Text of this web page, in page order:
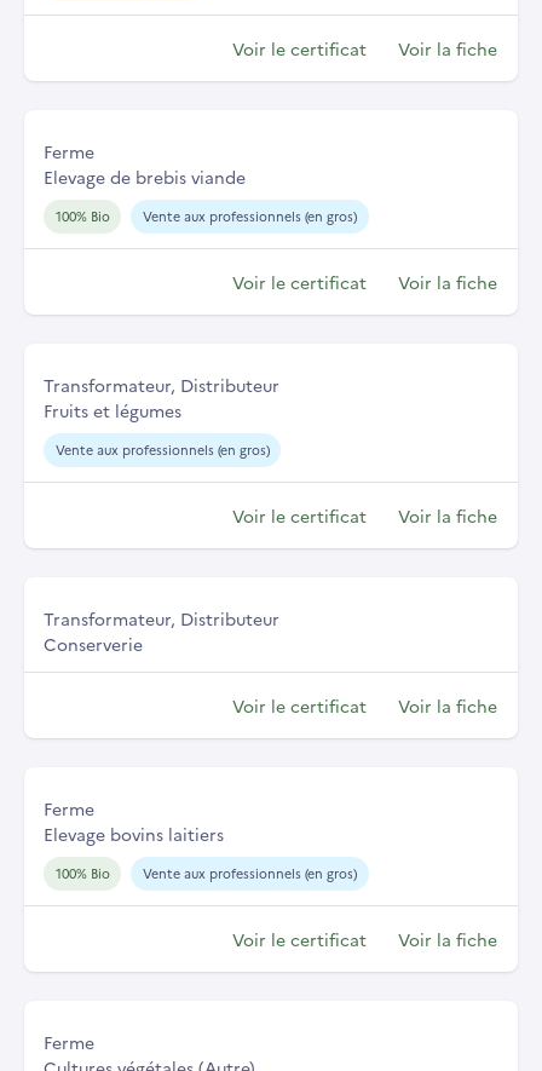
Voir le certificat Voir la fiche
Ferme
Elevage de brebis viande
100% Bio Vente aux professionnels (en gros)
Voir le certificat Voir la fiche
Transformateur, Distributeur
Fruits et légumes
Vente aux professionnels (en gros)
Voir le certificat Voir la fiche
Transformateur, Distributeur
Conserverie
Voir le certificat Voir la fiche
Ferme
Elevage bovins laitiers
100% Bio Vente aux professionnels (en gros)
Voir le certificat Voir la fiche
Ferme